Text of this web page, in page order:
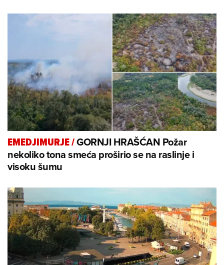
EMEDJIMURJE/GORNJI HRAŠĆAN Požar
nekoliko tona smeća proširio se na raslinje i
visoku šumu